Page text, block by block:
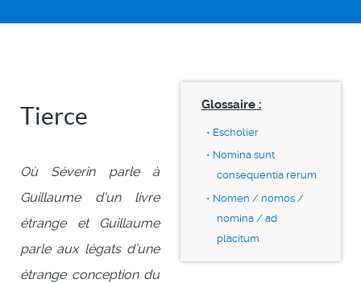
Glossaire :
Escholier
Nomina sunt
consequentia rerum
Nomen / nomos /
nomina / ad
placitum
Tierce
Où Séverin parle à
Guillaume d’un livre
étrange et Guillaume
parle aux légats d’une
étrange conception du